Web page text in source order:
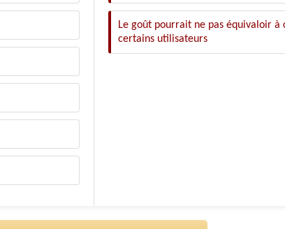
Le goût pourrait ne pas équivaloir à
certains utilisateurs